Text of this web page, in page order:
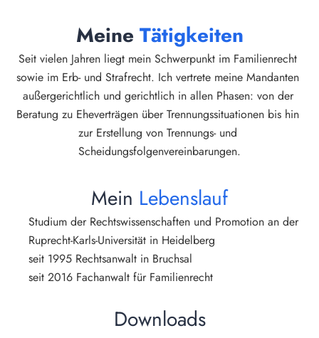
Meine Tätigkeiten
Seit vielen Jahren liegt mein Schwerpunkt im Familienrecht
sowie im Erb- und Strafrecht. Ich vertrete meine Mandanten
außergerichtlich und gerichtlich in allen Phasen: von der
Beratung zu Eheverträgen über Trennungssituationen bis hin
zur Erstellung von Trennungs- und
Scheidungsfolgenvereinbarungen.
Mein Lebenslauf
Studium der Rechtswissenschaften und Promotion an der
Ruprecht-Karls-Universität in Heidelberg
seit 1995 Rechtsanwalt in Bruchsal
seit 2016 Fachanwalt für Familienrecht
Downloads